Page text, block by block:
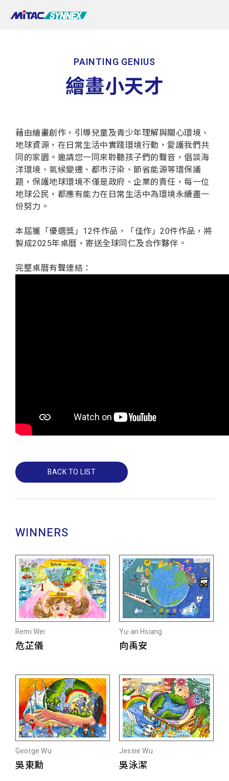
PAINTING GENIUS
繪畫小天才
藉由繪畫創作，引導兒童及青少年理解與關心環境、
地球資源，在日常生活中實踐環境行動，愛護我們共
同的家園。邀請您一同來聆聽孩子們的聲音，倡談海
洋環境、氣候變遷、都市汙染、節省能源等環保議
題，保護地球環境不僅是政府、企業的責任，每一位
地球公民，都應有能力在日常生活中為環境永續盡一
份努力。
本屆獲「優選獎」12件作品，「佳作」20件作品，將
製成2025年桌曆，寄送全球同仁及合作夥伴。
完整桌曆有聲連結：
BACK TO LIST
WINNERS
Remi Wei
危芷儀
Yu-an Hsiang
向禹安
George Wu
吳東勳
Jessie Wu
吳泳潔